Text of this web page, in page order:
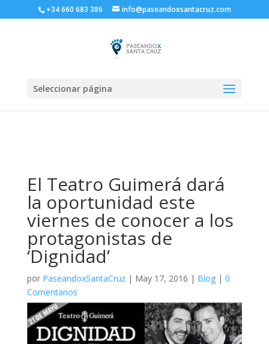
+34 660 683 386 info@paseandoxsantacruz.com
Seleccionar página
El Teatro Guimerá dará
la oportunidad este
viernes de conocer a los
protagonistas de
‘Dignidad’
por PaseandoxSantaCruz| May 17, 2016 | Blog| 0
Comentarios